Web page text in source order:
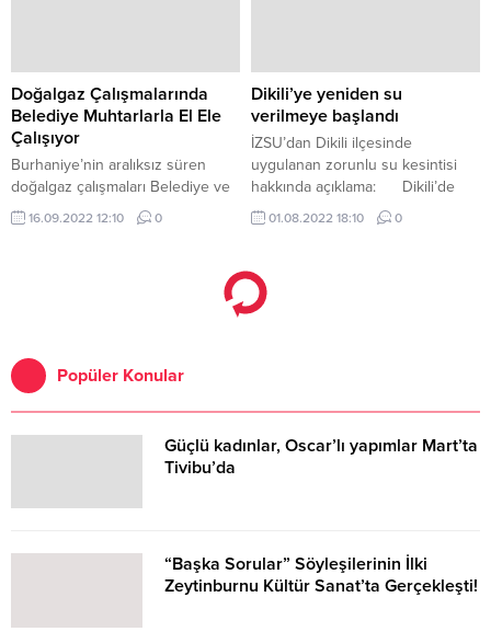
Yenişehir, Türkiye genelinde
birinci gelişmişlik...
Doğalgaz Çalışmalarında
Belediye Muhtarlarla El Ele
Çalışıyor
Burhaniye’nin aralıksız süren
doğalgaz çalışmaları Belediye ve
Muhtarların işbirliğinde devam
ediyor.
16.09.2022 12:10 0
Dikili’ye yeniden su
verilmeye başlandı
İZSU’dan Dikili ilçesinde
uygulanan zorunlu su kesintisi
hakkında açıklama: Dikili’de
1980’li yıllarda asbestli borularla
döşenen ve artık kullanım
atık su terfi hattında peş peşe
meydana gelen arızalar
nedeniyle, bölgedeki atık suların
01.08.2022 18:10 0
Popüler Konular
Güçlü kadınlar, Oscar’lı yapımlar Mart’ta
Tivibu’da
“Başka Sorular” Söyleşilerinin İlki
Zeytinburnu Kültür Sanat’ta Gerçekleşti!